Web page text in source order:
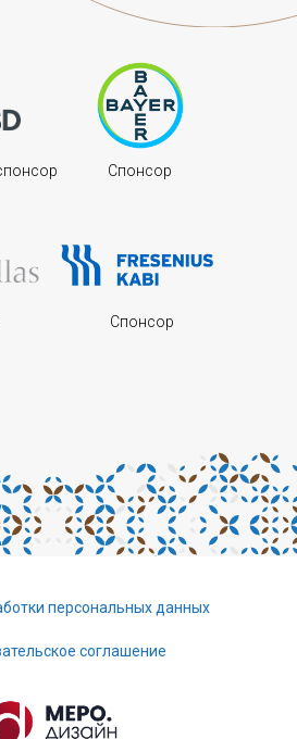
Cпонсор
Cпонсор
персональных данных
соглашение